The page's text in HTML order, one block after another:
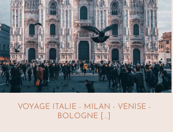
VOYAGE ITALIE - MILAN - VENISE -
BOLOGNE [...]